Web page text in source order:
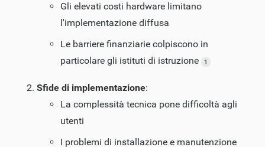
Gli elevati costi hardware limitano
l'implementazione diffusa
Le barriere finanziarie colpiscono in
particolare gli istituti di istruzione
1
Sfide di implementazione:
La complessità tecnica pone difficoltà agli
utenti
I problemi di installazione e manutenzione